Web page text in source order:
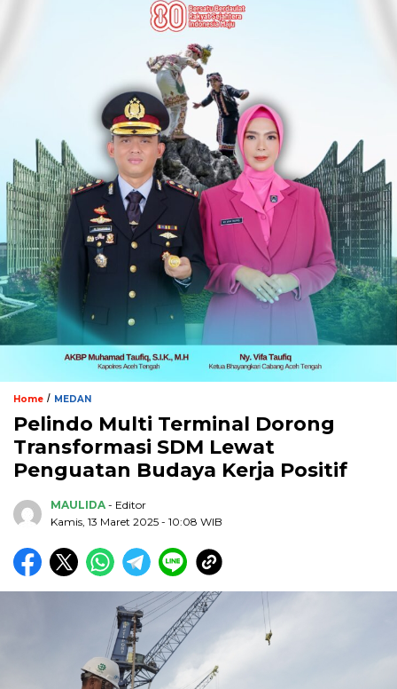
Home / MEDAN
Pelindo Multi Terminal Dorong
Transformasi SDM Lewat
Penguatan Budaya Kerja Positif
MAULIDA - Editor
Kamis, 13 Maret 2025 - 10:08 WIB